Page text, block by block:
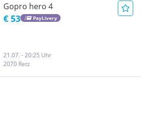
Gopro hero 4
€ 53 PayLivery
21.07. - 20:25 Uhr
2070 Retz